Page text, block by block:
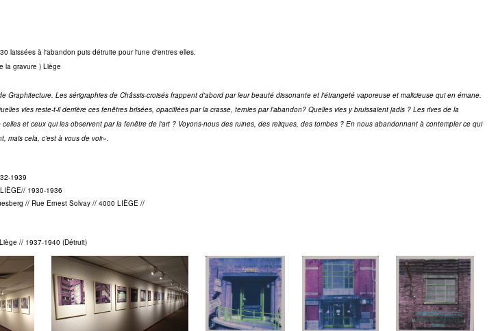
laissées à l'abandon puis détruite pour l'une d'entres elles.
la gravure ) Liège
Graphitecture. Les sérigraphies de Châssis-croisés frappent d'abord par leur beauté dissonante et l'étrangeté vaporeuse et malicieuse qui en émane.
vies reste-t-il derrière ces fenêtres brisées, opacifiées par la crasse, ternies par l'abandon? Quelles vies y bruissaient jadis ? Les rives de la
et ceux qui les observent par la fenêtre de l'art ? Voyons-nous des ruines, des reliques, des tombes ? En nous abandonnant à contempler ce qui
mais cela, c’est à vous de voir».
1939
1930-1936
// Rue Ernest Solvay // 4000 LIÈGE //
// 1937-1940 (Détruit)